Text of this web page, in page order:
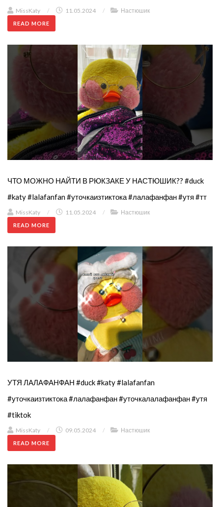
MissKaty / 11.05.2024 / Настюшик
READ MORE
ЧТО МОЖНО НАЙТИ В РЮКЗАКЕ У НАСТЮШИК?? #duck
#katy #lalafanfan #уточкаизтиктока #лалафанфан #утя #тт
MissKaty / 11.05.2024 / Настюшик
READ MORE
УТЯ ЛАЛАФАНФАН #duck #katy #lalafanfan
#уточкаизтиктока #лалафанфан #уточкалалафанфан #утя
#tiktok
MissKaty / 09.05.2024 / Настюшик
READ MORE